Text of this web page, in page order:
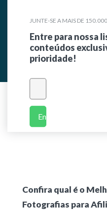
JUNTE-SE A MAIS DE
Entre para nossa
conteúdos
prioridade!
Enviar
Confira qual é o
Fotografias para